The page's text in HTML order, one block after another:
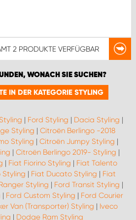
2 PRODUKTE VERFÜGBAR
WONACH SIE SUCHEN?
IN DER KATEGORIE STYLING
| Ford Styling | Dacia Styling |
Styling | Citroën Berlingo -2018
Styling | Citroën Jumpy Styling |
| Citroën Berlingo 2019- Styling |
| Fiat Fiorino Styling | Fiat Talento
Styling | Fiat Ducato Styling | Fiat
Styling | Ford Transit Styling |
| Ford Custom Styling | Ford Courier
Van (Transporter) Styling | Iveco
| Dodge Ram Styling